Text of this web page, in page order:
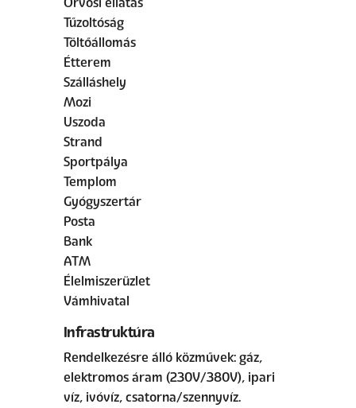
Orvosi ellátás
Tűzoltóság
Töltőállomás
Étterem
Szálláshely
Mozi
Uszoda
Strand
Sportpálya
Templom
Gyógyszertár
Posta
Bank
ATM
Élelmiszerüzlet
Vámhivatal
Infrastruktúra
Rendelkezésre álló közművek: gáz,
elektromos áram (230V/380V), ipari
víz, ivóvíz, csatorna/szennyvíz.